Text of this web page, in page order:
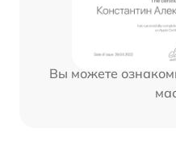
Вы можете